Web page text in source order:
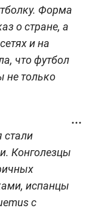
Форма
о стране, а
и на
что футбол
не только
стали
Конголезцы
испанцы
с